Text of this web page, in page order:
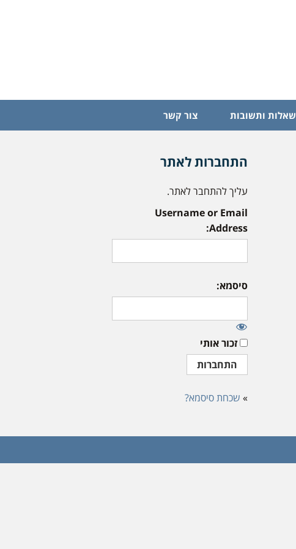
שאלות ותשובות צור קשר
התחברות לאתר
עליך להתחבר לאתר.
Username or Email
Address:
סיסמא:
זכור אותי
» שכחת סיסמא?